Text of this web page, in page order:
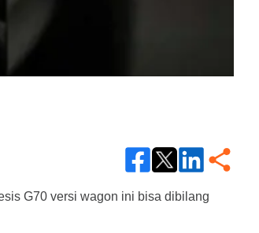
G70 versi wagon ini bisa dibilang